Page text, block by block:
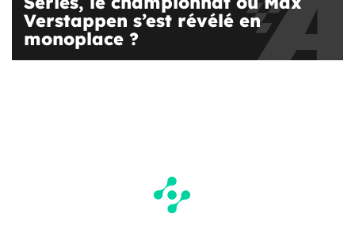
Verstappen s’est révélé en
monoplace ?